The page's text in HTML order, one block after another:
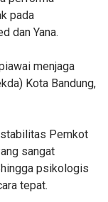
pada
dan Yana.
menjaga
Kota Bandung,
Pemkot
sangat
psikologis
tepat.